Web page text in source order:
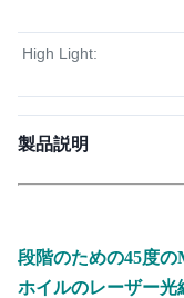
High Light:
製品説明
段階のための45度
ホイルのレーザー光